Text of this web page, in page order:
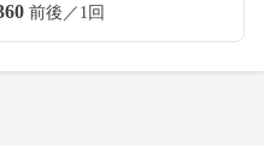
前後／1回